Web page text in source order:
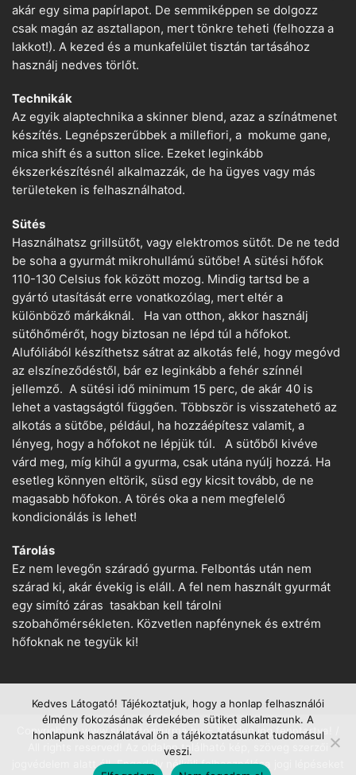
akár egy sima papírlapot. De semmiképpen se dolgozz
csak magán az asztallapon, mert tönkre teheti (felhozza a
lakkot!). A kezed és a munkafelület tisztán tartásához
használj nedves törlőt.
Technikák
Az egyik alaptechnika a skinner blend, azaz a színátmenet
készítés. Legnépszerűbbek a millefiori, a mokume gane,
mica shift és a sutton slice. Ezeket leginkább
ékszerkészítésnél alkalmazzák, de ha ügyes vagy más
területeken is felhasználhatod.
Sütés
Használhatsz grillsütőt, vagy elektromos sütőt. De ne tedd
be soha a gyurmát mikrohullámú sütőbe! A sütési hőfok
110-130 Celsius fok között mozog. Mindig tartsd be a
gyártó utasítását erre vonatkozólag, mert eltér a
különböző márkáknál. Ha van otthon, akkor használj
sütőhőmérőt, hogy biztosan ne lépd túl a hőfokot.
Alufóliából készíthetsz sátrat az alkotás felé, hogy megóvd
az elszíneződéstől, bár ez leginkább a fehér színnél
jellemző. A sütési idő minimum 15 perc, de akár 40 is
lehet a vastagságtól függően. Többször is visszatehető az
alkotás a sütőbe, például, ha hozzáépítesz valamit, a
lényeg, hogy a hőfokot ne lépjük túl. A sütőből kivéve
várd meg, míg kihűl a gyurma, csak utána nyúlj hozzá. Ha
esetleg könnyen eltörik, süsd egy kicsit tovább, de ne
magasabb hőfokon. A törés oka a nem megfelelő
kondicionálás is lehet!
Tárolás
Ez nem levegőn száradó gyurma. Felbontás után nem
szárad ki, akár évekig is eláll. A fel nem használt gyurmát
egy simító záras tasakban kell tárolni
szobahőmérsékleten. Közvetlen napfénynek és extrém
hőfoknak ne tegyük ki!
Copyright © www.suthetogyurma.hu − Minden jog fenntartva! /
All rights reserved! Az oldalon található kép, szöveg szerzői
jogvédelem alatt áll. Engedély nélküli felhasználása jogi lépéseket
Kedves Látogató! Tájékoztatjuk, hogy a honlap felhasználói
élmény fokozásának érdekében sütiket alkalmazunk. A
honlapunk használatával ön a tájékoztatásunkat tudomásul
veszi.